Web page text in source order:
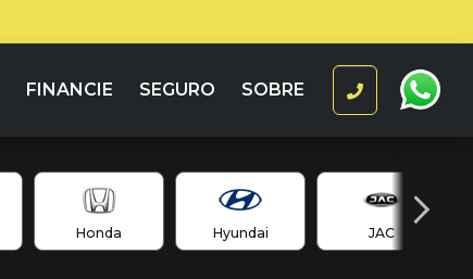
FINANCIE SEGURO SOBRE
Honda Hyundai JAC